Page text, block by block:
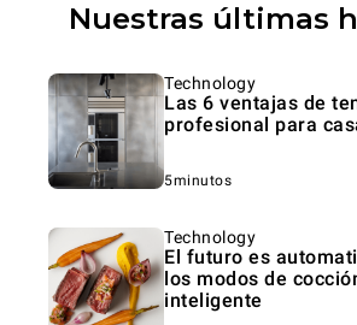
Nuestras últimas
Technology
Las 6 ventajas de
profesional para
5minutos
Technology
El futuro es
los modos de
inteligente